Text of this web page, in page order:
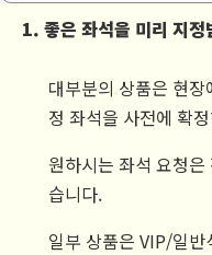
1. 좋은 좌석을 미리 지정
대부분의 상품은 현
정 좌석을 사전에 확
원하시는 좌석 요청
습니다.
일부 상품은 VIP/일